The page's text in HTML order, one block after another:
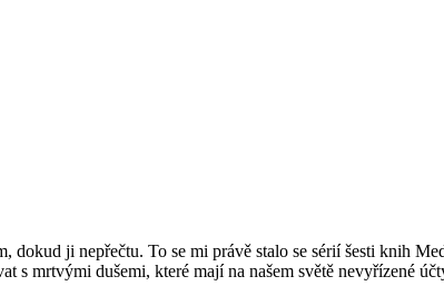
dokud ji nepřečtu. To se mi právě stalo se sérií šesti knih
mrtvými dušemi, které mají na našem světě nevyřízené